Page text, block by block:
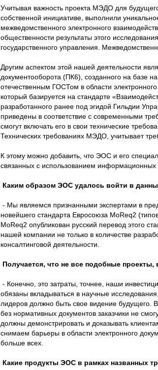
Учитывая важность проекта МЭДО для
собственной инициативе, выполнили
межведомственного электронного
общественности результаты этого
государственного управления.
Другим аспектом этой нашей деятельности
документооборота (ПК6), созданного на базе
отечественным ГОСТом в области
который базируется на стандарте
разработанного ранее под эгидой Гильдии
приведены в соответствие с современными
смогут включать его в свои технические
Технических требованиях МЭДО, учитывает
К этому можно добавить, что ЭОС и его
связанных с использованием информационных
Каким образом ЭОС удалось войти в
- Мы являемся признанными экспертами в
новейшего стандарта Евросоюза MoReq2
MoReq2 опубликован русский перевод этого
нашей компании не только в количестве
консалтинговой деятельности.
Получается, что не все подобные
- Конечно, это затраты, точнее, наши
обязаны вкладываться в научные
лидеров должно быть свое видение будущего.
без нормативных документов заказчики не
должны демонстрировать и доказывать
снимаем барьеры в области электронного
больше всех.
Какие продукты ЭОС в рамках названных